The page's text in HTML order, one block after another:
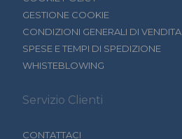
GESTIONE COOKIE
CONDIZIONI GENERALI DI VENDITA
SPESE E TEMPI DI SPEDIZIONE
WHISTEBLOWING
Servizio Clienti
CONTATTACI